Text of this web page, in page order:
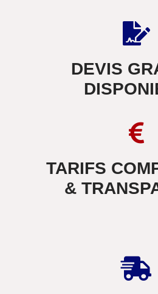
DEVIS
TARIFS
&